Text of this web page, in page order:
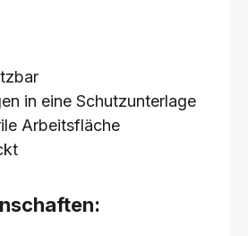
in eine Schutzunterlage
Arbeitsfläche